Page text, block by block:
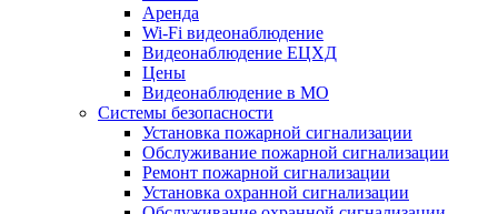
Аренда
Wi-Fi видеонаблюдение
Видеонаблюдение ЕЦХД
Цены
Видеонаблюдение в МО
Системы безопасности
Установка пожарной сигнализации
Обслуживание пожарной сигнализации
Ремонт пожарной сигнализации
Установка охранной сигнализации